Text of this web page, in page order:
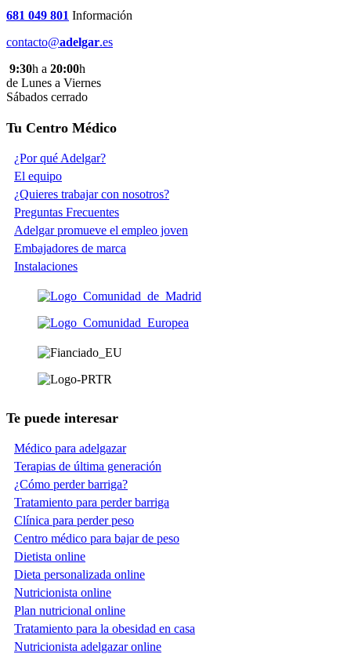
681 049 801 Información
contacto@adelgar.es
9:30h a 20:00h
de Lunes a Viernes
Sábados cerrado
Tu Centro Médico
¿Por qué Adelgar?
El equipo
¿Quieres trabajar con nosotros?
Preguntas Frecuentes
Adelgar promueve el empleo joven
Embajadores de marca
Instalaciones
Te puede interesar
Médico para adelgazar
Terapias de última generación
¿Cómo perder barriga?
Tratamiento para perder barriga
Clínica para perder peso
Centro médico para bajar de peso
Dietista online
Dieta personalizada online
Nutricionista online
Plan nutricional online
Tratamiento para la obesidad en casa
Nutricionista adelgazar online